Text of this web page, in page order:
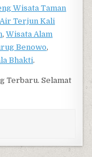
Wisata Taman
Air Terjun Kali
,Wisata Alam
Benowo,
Bhakti.
Terbaru. Selamat